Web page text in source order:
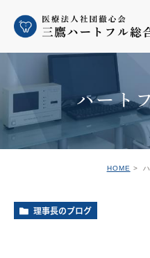
ハート
HOME
理事長のブログ